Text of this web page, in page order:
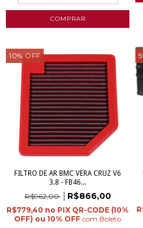
10% OFF
FILTRO DE AR BMC VERA CRUZ V6
3.8 - FB46...
R$962,00 R$866,00
R$779,40
com Boleto
5